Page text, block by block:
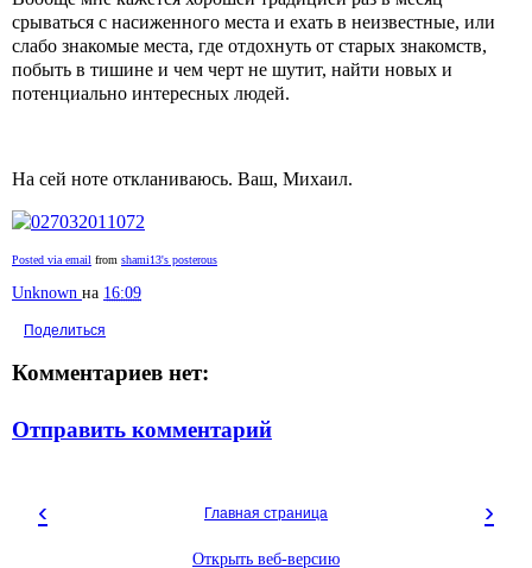
срываться с насиженного места и ехать в неизвестные, или
слабо знакомые места, где отдохнуть от старых знакомств,
побыть в тишине и чем черт не шутит, найти новых и
потенциально интересных людей.
На сей ноте откланиваюсь. Ваш, Михаил.
Posted via email from shami13's posterous
Unknown на 16:09
Поделиться
Комментариев нет:
Отправить комментарий
‹ ›
Главная страница
Открыть веб-версию